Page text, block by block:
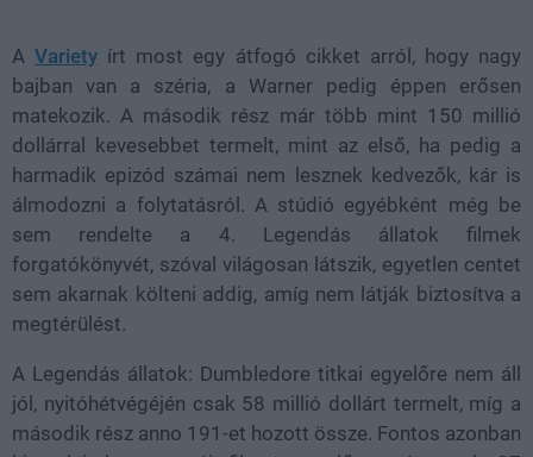
AVariety írt most egy átfogó cikket arról, hogy nagy
bajban van a széria, a Warner pedig éppen erősen
matekozik. A második rész már több mint 150 millió
dollárral kevesebbet termelt, mint az első, ha pedig a
harmadik epizód számai nem lesznek kedvezők, kár is
álmodozni a folytatásról. A stúdió egyébként még be
sem rendelte a 4. Legendás állatok filmek
forgatókönyvét, szóval világosan látszik, egyetlen centet
sem akarnak költeni addig, amíg nem látják biztosítva a
megtérülést.
A Legendás állatok: Dumbledore titkai egyelőre nem áll
jól, nyitóhétvégéjén csak 58 millió dollárt termelt, míg a
második rész anno 191-et hozott össze. Fontos azonban